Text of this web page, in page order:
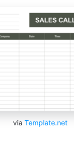
via Template.net